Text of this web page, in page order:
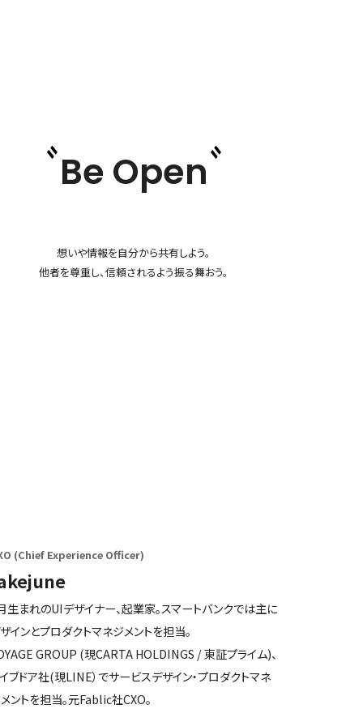
Be Open
想いや情報を自分から共有しよう。
他者を尊重し、信頼されるよう振る舞おう。
(Chief Experience Officer)
生まれのUIデザイナー、起業家。スマートバンクでは主に
インとプロダクトマネジメントを担当。
GROUP (現CARTA HOLDINGS / 東証プライム)、
ブドア社(現LINE）でサービスデザイン・プロダクトマネ
ントを担当。元Fablic社CXO。